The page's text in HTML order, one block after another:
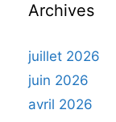
Archives
juillet 2026
juin 2026
avril 2026